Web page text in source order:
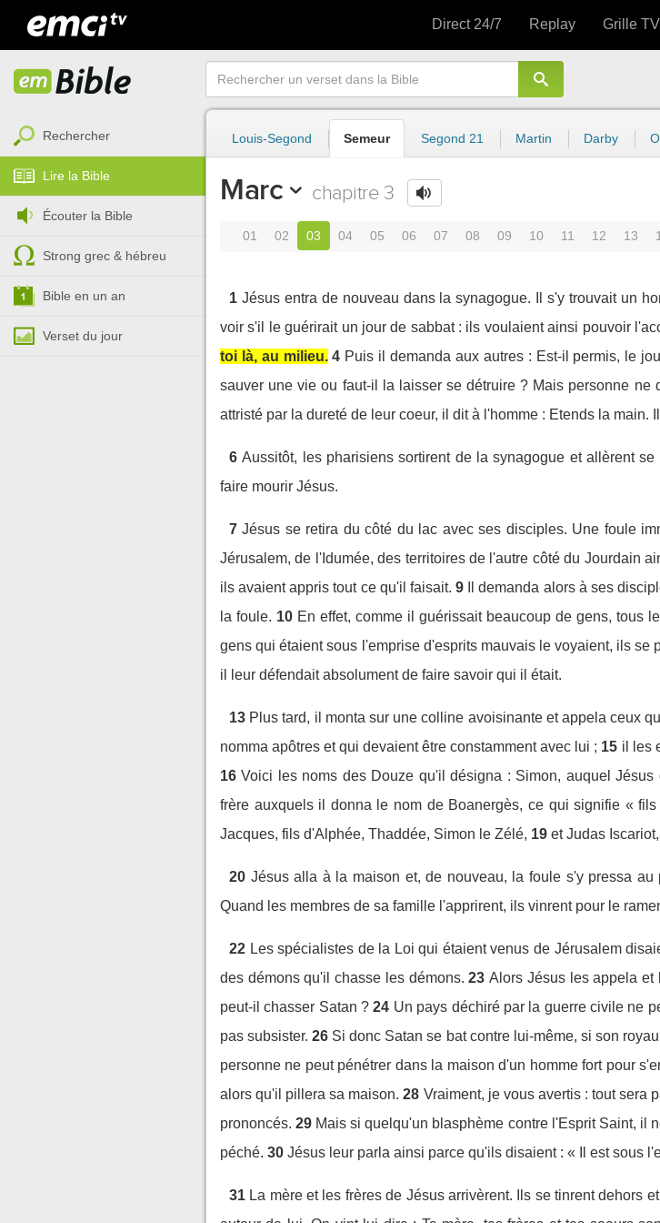
Direct 24/7 Replay Grille TV
Rechercher
Lire la Bible
Écouter la Bible
Strong grec & hébreu
Bible en un an
Verset du jour
Louis-Segond Semeur Segond 21 Martin Darby
Marc chapitre 3
01 02 03 04 05 06 07 08 09 10 11 12 13
1 Jésus entra de nouveau dans la synagogue. Il s'y trouvait un
voir s'il le guérirait un jour de sabbat : ils voulaient ainsi pouvoir
toi là, au milieu. 4 Puis il demanda aux autres : Est-il permis, le
sauver une vie ou faut-il la laisser se détruire ? Mais personne ne
attristé par la dureté de leur coeur, il dit à l'homme : Etends la main.
6 Aussitôt, les pharisiens sortirent de la synagogue et allèrent
faire mourir Jésus.
7 Jésus se retira du côté du lac avec ses disciples. Une foule
Jérusalem, de l'Idumée, des territoires de l'autre côté du Jourdain
ils avaient appris tout ce qu'il faisait. 9
Il demanda alors à ses
la foule. 10 En effet, comme il guérissait beaucoup de gens, tous
gens qui étaient sous l'emprise d'esprits mauvais le voyaient, ils
il leur défendait absolument de faire savoir qui il était.
13 Plus tard, il monta sur une colline avoisinante et appela ceux
nomma apôtres et qui devaient être constamment avec lui ; 15 il les
16 Voici les noms des Douze qu'il désigna : Simon, auquel Jésus
frère auxquels il donna le nom de Boanergès, ce qui signifie « fils
Jacques, fils d'Alphée, Thaddée, Simon le Zélé, 19 et Judas
20 Jésus alla à la maison et, de nouveau, la foule s'y pressa
Quand les membres de sa famille l'apprirent, ils vinrent pour le
22 Les spécialistes de la Loi qui étaient venus de Jérusalem
des démons qu'il chasse les démons. 23 Alors Jésus les appela et
peut-il chasser Satan ? 24 Un pays déchiré par la guerre civile ne
pas subsister. 26 Si donc Satan se bat contre lui-même, si son
personne ne peut pénétrer dans la maison d'un homme fort pour
alors qu'il pillera sa maison. 28 Vraiment, je vous avertis : tout sera
prononcés. 29 Mais si quelqu'un blasphème contre l'Esprit Saint, il
péché. 30 Jésus leur parla ainsi parce qu'ils disaient : « Il est sous
31 La mère et les frères de Jésus arrivèrent. Ils se tinrent dehors